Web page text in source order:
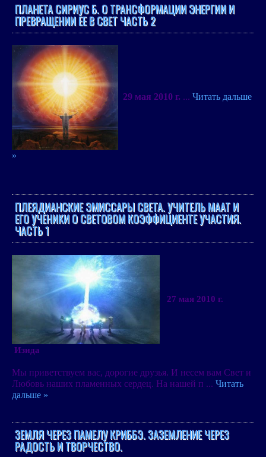
ПЛАНЕТА СИРИУС Б. О ТРАНСФОРМАЦИИ ЭНЕРГИИ И
ПРЕВРАЩЕНИИ ЕЕ В СВЕТ ЧАСТЬ 2
29 мая 2010 г. ... Читать дальше
»
ПЛЕЯДИАНСКИЕ ЭМИССАРЫ СВЕТА. УЧИТЕЛЬ МААТ И
ЕГО УЧЕНИКИ О СВЕТОВОМ КОЭФФИЦИЕНТЕ УЧАСТИЯ.
ЧАСТЬ 1
27 мая 2010 г.
Изида
Мы приветствуем вас, дорогие друзья. И несем вам Свет и
Любовь наших пламенных сердец. На нашей п ... Читать
дальше »
ЗЕМЛЯ ЧЕРЕЗ ПАМЕЛУ КРИББЭ. ЗАЗЕМЛЕНИЕ ЧЕРЕЗ
РАДОСТЬ И ТВОРЧЕСТВО.